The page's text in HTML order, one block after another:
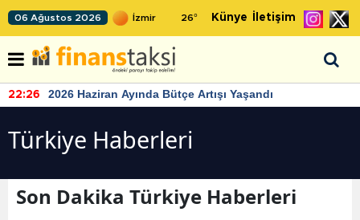
06 Ağustos 2026 26° Künye İletişim
22:26 2026 Haziran Ayında Bütçe Artışı Yaşandı
Türkiye Haberleri
Son Dakika Türkiye Haberleri